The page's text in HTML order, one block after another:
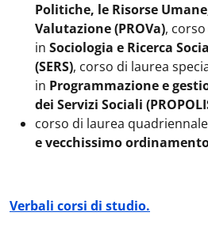
Politiche, le Risorse
Valutazione (PROVa),
in Sociologia e Ricerca
(SERS), corso di laurea
in Programmazione e
dei Servizi Sociali
corso di laurea
e vecchissimo
Verbali corsi di studio.